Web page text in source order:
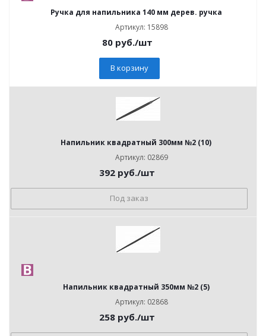
Ручка для напильника 140 мм дерев. ручка
Артикул: 15898
80руб./шт
В корзину
Напильник квадратный 300мм №2 (10)
Артикул: 02869
392 руб./шт
Под заказ
Напильник квадратный 350мм №2 (5)
Артикул: 02868
258 руб./шт